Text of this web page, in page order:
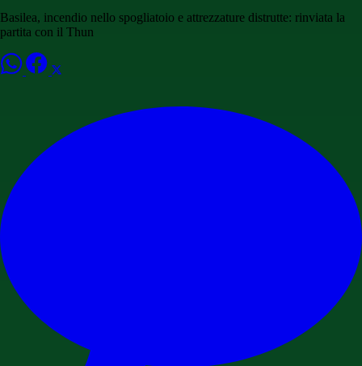
Basilea, incendio nello spogliatoio e attrezzature distrutte: rinviata la
partita con il Thun